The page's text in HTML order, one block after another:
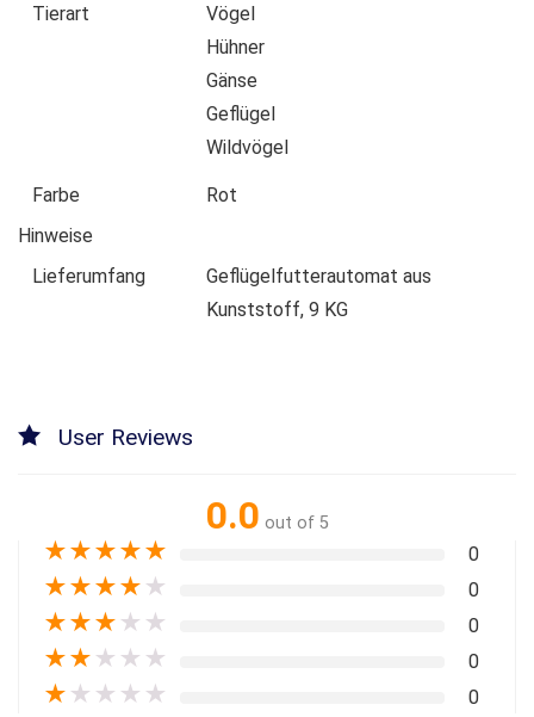
Tierart
Vögel
Hühner
Gänse
Geflügel
Wildvögel
Farbe
Rot
Hinweise
Lieferumfang
Geflügelfutterautomat aus
Kunststoff, 9 KG
User Reviews
0.0 out of 5
★★★★★ 0
★★★★ ★ 0
★★★ ★ ★ 0
★★ ★ ★ ★ 0
★ ★ ★ ★ ★ 0